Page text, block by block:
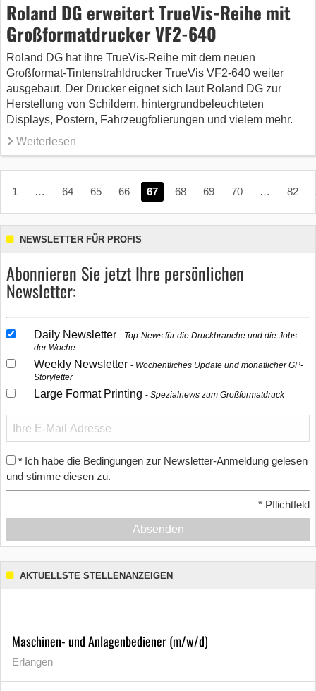
Roland DG erweitert TrueVis-Reihe mit
Großformatdrucker VF2-640
Roland DG hat ihre TrueVis-Reihe mit dem neuen
Großformat-Tintenstrahldrucker TrueVis VF2-640 weiter
ausgebaut. Der Drucker eignet sich laut Roland DG zur
Herstellung von Schildern, hintergrundbeleuchteten
Displays, Postern, Fahrzeugfolierungen und vielem mehr.
Weiterlesen
1 … 64 65 66 67 68 69 70 … 82
NEWSLETTER FÜR PROFIS
Abonnieren Sie jetzt Ihre persönlichen
Newsletter:
Daily Newsletter
Top-News für die Druckbranche und die Jobs
der Woche
Weekly Newsletter
Wöchentliches Update und monatlicher GP-
Storyletter
Large Format Printing Spezialnews zum Großformatdruck
* Ich habe die Bedingungen zur Newsletter-Anmeldung gelesen
und stimme diesen zu.
* Pflichtfeld
Absenden
AKTUELLSTE STELLENANZEIGEN
Maschinen- und Anlagenbediener (m/w/d)
Erlangen